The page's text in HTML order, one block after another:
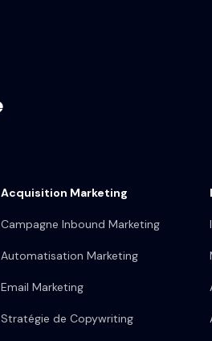
Acquisition Marketing
Campagne Inbound Marketing
Automatisation Marketing
Email Marketing
Stratégie de Copywriting